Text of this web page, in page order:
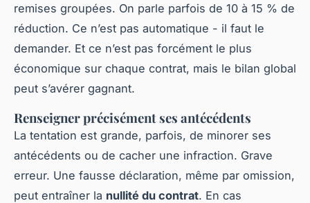
remises groupées. On parle parfois de 10 à 15 % de
réduction. Ce n’est pas automatique - il faut le
demander. Et ce n’est pas forcément le plus
économique sur chaque contrat, mais le bilan global
peut s’avérer gagnant.
Renseigner précisément ses antécédents
La tentation est grande, parfois, de minorer ses
antécédents ou de cacher une infraction. Grave
erreur. Une fausse déclaration, même par omission,
peut entraîner la nullité du contrat. En cas